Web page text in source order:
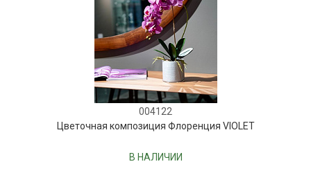
004122
Цветочная композиция Флоренция VIOLET
В НАЛИЧИИ